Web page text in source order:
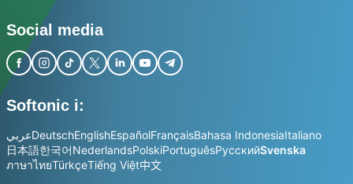
Social media
Softonic i:
عربيDeutschEnglishEspañolFrançaisBahasa IndonesiaItaliano
日本語한국어NederlandsPolskiPortuguêsРусскийSvenska
ภาษาไทยTürkçeTiếng Việt中文